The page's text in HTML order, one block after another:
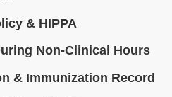
& HIPPA
Non-Clinical Hours
& Immunization Record